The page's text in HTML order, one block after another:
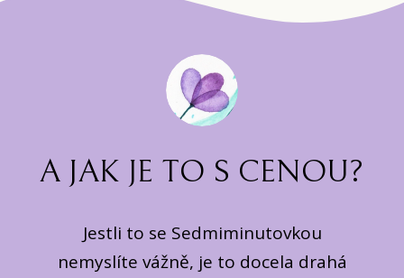
A JAK JE TO S CENOU?
Jestli to se Sedmiminutovkou
nemyslíte vážně, je to docela drahá